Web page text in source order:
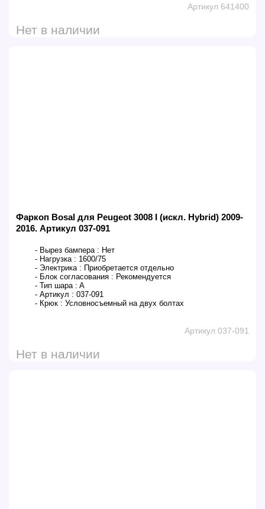
Артикул 641400
Нет в наличии
Фаркоп Bosal для Peugeot 3008 I (искл. Hybrid) 2009-
2016. Артикул 037-091
- Вырез бампера : Нет
- Нагрузка : 1600/75
- Электрика : Приобретается отдельно
- Блок согласования : Рекомендуется
- Тип шара : A
- Артикул : 037-091
- Крюк : Условносъемный на двух болтах
Артикул 037-091
Нет в наличии